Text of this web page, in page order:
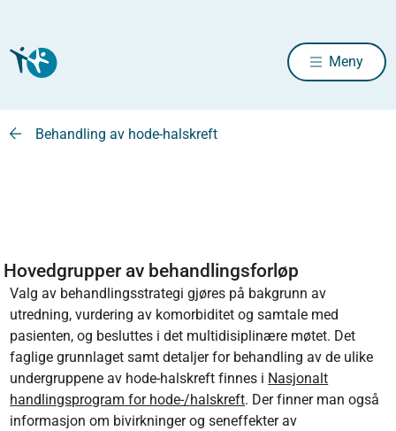
Meny
Behandling av hode-halskreft
Hovedgrupper av behandlingsforløp
Valg av behandlingsstrategi gjøres på bakgrunn av
utredning, vurdering av komorbiditet og samtale med
pasienten, og besluttes i det multidisiplinære møtet. Det
faglige grunnlaget samt detaljer for behandling av de ulike
undergruppene av hode-halskreft finnes i Nasjonalt
handlingsprogram for hode-/halskreft. Der finner man også
informasjon om bivirkninger og seneffekter av